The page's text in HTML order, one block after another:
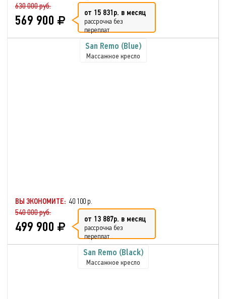
630 000 руб.
569 900 от 15 831р. в месяц
рассрочка без
переплат
San Remo (Blue)
Массажное кресло
ВЫ ЭКОНОМИТЕ: 40 100 р.
540 000 руб.
499 900 от 13 887р. в месяц
рассрочка без
переплат
San Remo (Black)
Массажное кресло